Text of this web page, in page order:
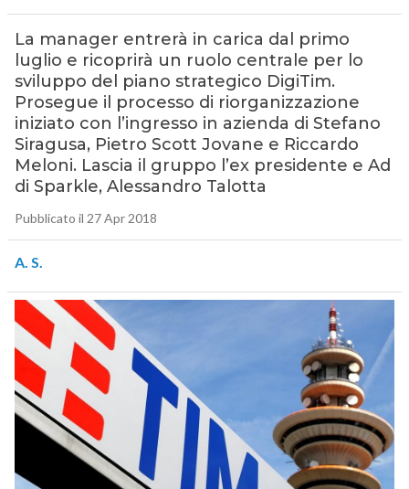
La manager entrerà in carica dal primo
luglio e ricoprirà un ruolo centrale per lo
sviluppo del piano strategico DigiTim.
Prosegue il processo di riorganizzazione
iniziato con l’ingresso in azienda di Stefano
Siragusa, Pietro Scott Jovane e Riccardo
Meloni. Lascia il gruppo l’ex presidente e Ad
di Sparkle, Alessandro Talotta
Pubblicato il 27 Apr 2018
A. S.